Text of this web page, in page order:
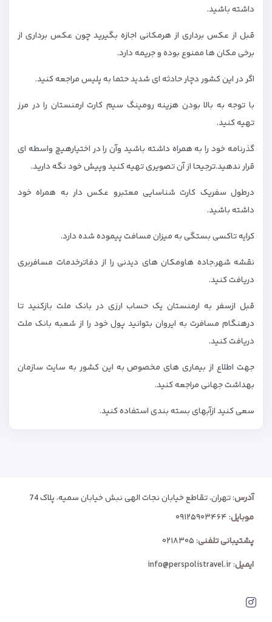
داشته باشید.
قبل از عکس برداری از هرمکانی اجازه بگیرید چون عکس برداری از
برخی مکان ها ممنوع بوده و جریمه دارد.
اگر در این کشور دچار حادثه ای شدید حتما به پلیس مراجعه کنید.
با توجه به بالا بودن هزینه رومینگ سیم کارت ارمنستان را در مرز
تهیه کنید.
گذرنامه خود را به همراه داشته باشید وآن را در اختیارهیچ واسطه ای
قرار ندهید.ترجیحا از آن تصویری تهیه کنید وپیش خود نگه دارید.
درطول سفریک کارت شناسایی معتبرو عکس دار به همراه خود
داشته باشید.
کرایه تاکسی بستگی به میزان مسافت پیموده شده دارد.
نقشه شهر،جاده هاومکان های دیدنی را از دفاترخدمات مسافربری
دریافت کنید.
قبل ازسفر به ارمنستان یک حساب ارزی در بانک ملت بازکنید تا
درهنگام مسافرت به ایروان بتوانید پول خود را از شعبه بانک ملت
دریافت کنید.
جهت اطلاع از بیماری های مخصوص به این کشور به سایت سازمان
بهداشت جهانی مراجعه کنید.
سعی کنید ازآبهای بسته بندی استفاده کنید.
آدرس: تهران، تقاطع خیابان نجات الهی نبش خیابان سمیه، پلاک 74
موبایل:۰۹۱۲۵۹۰۳۴۶۴
پشتیبانی تلفنی:۰۲۱۸۳۰۵
ایمیل:
info@perspolistravel.ir